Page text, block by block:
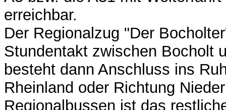
erreichbar.
Der Regionalzug "Der
Stundentakt zwischen Bocholt
besteht dann Anschluss ins
Rheinland oder Richtung
Regionalbussen ist das